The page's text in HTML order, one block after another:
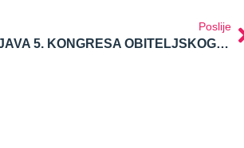
Poslije
NAJAVA 5. KONGRESA OBITELJSKOG SMJEŠTAJA